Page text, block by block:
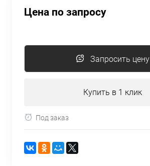
Цена по запросу
Запросить цену
Купить в 1 клик
Под заказ